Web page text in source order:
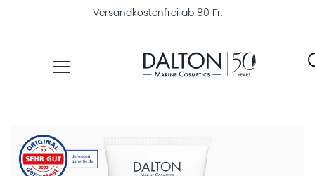
Versandkostenfrei ab 80 Fr.
PFLEGELINIEN
PRODUKTFINDER